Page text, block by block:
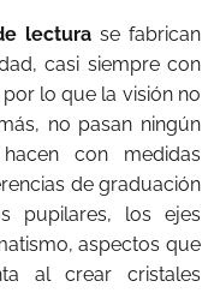
lectura se fabrican
casi siempre con
lo que la visión no
no pasan ningún
con medidas
de graduación
pupilares, los ejes
aspectos que
al crear cristales